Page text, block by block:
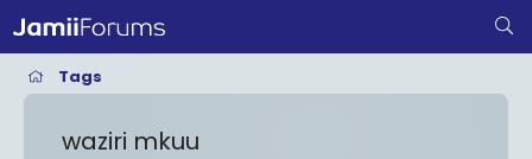
Tags
waziri mkuu